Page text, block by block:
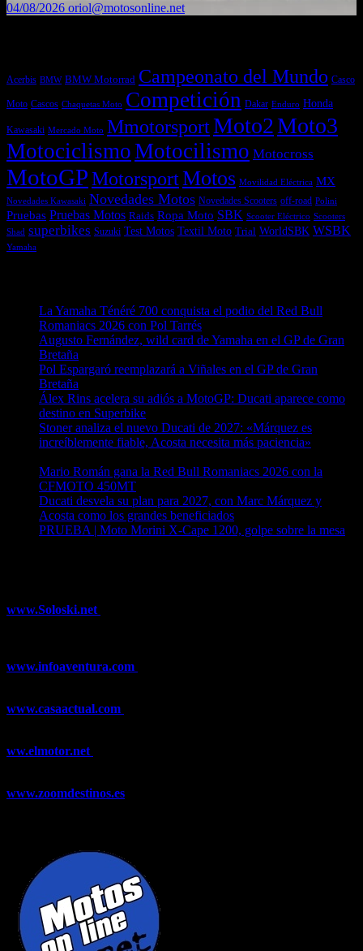
04/08/2026 oriol@motosonline.net
Acerbis BMW BMW Motorrad Campeonato del Mundo Casco
Moto Cascos Chaquetas Moto Competición Dakar Enduro Honda
Kawasaki Mercado Moto MmotorsportMoto2Moto3
MotociclismoMotocilismo Motocross
MotoGPMotorsportMotos Movilidad Eléctrica MX
Novedades Kawasaki Novedades Motos Novedades Scooters off-road Polini
Pruebas Pruebas Motos Raids Ropa Moto SBK Scooter Eléctrico Scooters
Shad superbikes Suzuki Test Motos Textil Moto Trial WorldSBK WSBK
Yamaha
La Yamaha Ténéré 700 conquista el podio del Red Bull
Romaniacs 2026 con Pol Tarrés
Augusto Fernández, wild card de Yamaha en el GP de Gran
Bretaña
Pol Espargaró reemplazará a Viñales en el GP de Gran
Bretaña
Álex Rins acelera su adiós a MotoGP: Ducati aparece como
destino en Superbike
Stoner analiza el nuevo Ducati de 2027: «Márquez es
increíblemente fiable, Acosta necesita más paciencia»
Mario Román gana la Red Bull Romaniacs 2026 con la
CFMOTO 450MT
Ducati desvela su plan para 2027, con Marc Márquez y
Acosta como los grandes beneficiados
PRUEBA | Moto Morini X-Cape 1200, golpe sobre la mesa
www.Soloski.net
www.infoaventura.com
www.casaactual.com
ww.elmotor.net
www.zoomdestinos.es